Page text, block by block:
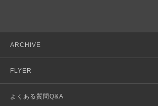
ARCHIVE
FLYER
よくある質問Q&A